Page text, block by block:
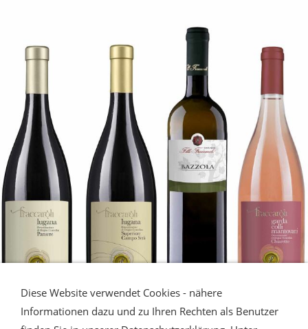
Diese Website verwendet Cookies - nähere
Informationen dazu und zu Ihren Rechten als Benutzer